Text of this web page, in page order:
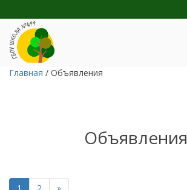
Главная / Объявления
Объявления